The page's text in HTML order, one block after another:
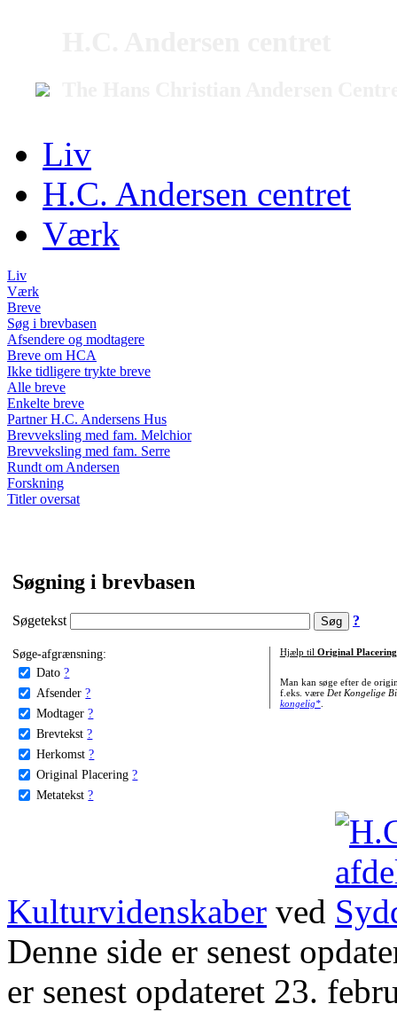
Liv
H.C. Andersen centret
Værk
Liv
Værk
Breve
Søg i brevbasen
Afsendere og modtagere
Breve om HCA
Ikke tidligere trykte breve
Alle breve
Enkelte breve
Partner H.C. Andersens Hus
Brevveksling med fam. Melchior
Brevveksling med fam. Serre
Rundt om Andersen
Forskning
Titler oversat
Søgning i brevbasen
Søgetekst ?
Søge-afgrænsning:
Dato ?
Afsender ?
Modtager ?
Brevtekst ?
Herkomst ?
Original Placering ?
Metatekst ?
Hjælp til Original Placering
Man kan søge efter de
f.eks. være Det Kongelige
kongelig*.
Kulturvidenskaber ved
Denne side er senest
er senest opdateret 23.